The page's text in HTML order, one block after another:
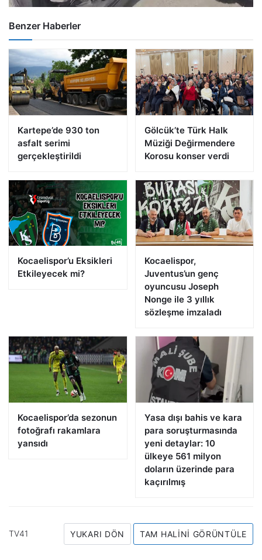
Benzer Haberler
Kartepe’de 930 ton
asfalt serimi
gerçekleştirildi
Gölcük’te Türk Halk
Müziği Değirmendere
Korosu konser verdi
Kocaelispor’u Eksikleri
Etkileyecek mi?
Kocaelispor,
Juventus’un genç
oyuncusu Joseph
Nonge ile 3 yıllık
sözleşme imzaladı
Kocaelispor’da sezonun
fotoğrafı rakamlara
yansıdı
Yasa dışı bahis ve kara
para soruşturmasında
yeni detaylar: 10
ülkeye 561 milyon
doların üzerinde para
kaçırılmış
TV41 YUKARI DÖN TAM HALINI GÖRÜNTÜLE